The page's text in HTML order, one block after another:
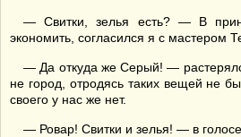
— Свитки, зелья есть? — В
экономить, согласился я с мастером
— Да откуда же Серый! —
не город, отродясь таких вещей не
своего у нас же нет.
— Ровар! Свитки и зелья! — в